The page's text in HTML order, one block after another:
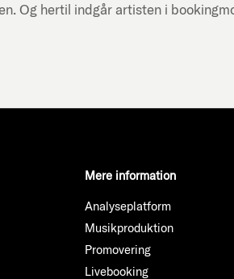
Og hertil indgår artisten i
Mere information
Analyseplatform
Musikproduktion
Promovering
Livebooking